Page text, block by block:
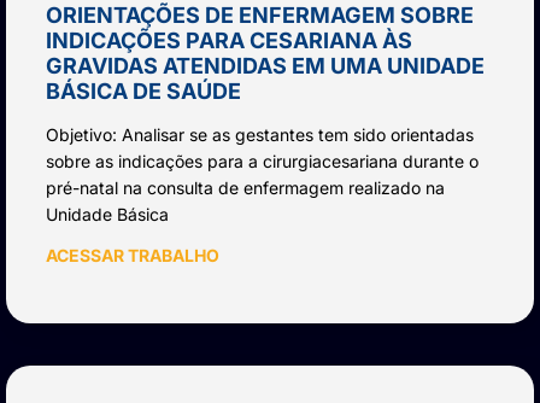
ORIENTAÇÕES DE ENFERMAGEM SOBRE
INDICAÇÕES PARA CESARIANA ÀS
GRAVIDAS ATENDIDAS EM UMA UNIDADE
BÁSICA DE SAÚDE
Objetivo: Analisar se as gestantes tem sido orientadas
sobre as indicações para a cirurgiacesariana durante o
pré-natal na consulta de enfermagem realizado na
Unidade Básica
ACESSAR TRABALHO